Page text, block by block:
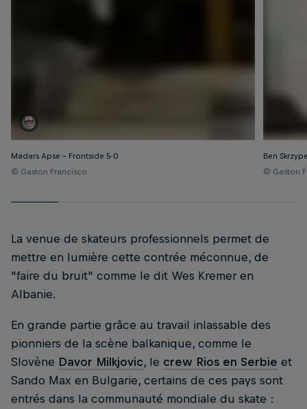
Madars Apse – Frontside 5-0
© Gaston Francisco
Ben
© Gaston
La venue de skateurs professionnels permet de
mettre en lumière cette contrée méconnue, de
"faire du bruit" comme le dit Wes Kremer en
Albanie.
En grande partie grâce au travail inlassable des
pionniers de la scène balkanique, comme le
Slovène Davor Milkjovic, le crew Rios en Serbie et
Sando Max en Bulgarie, certains de ces pays sont
entrés dans la communauté mondiale du skate :